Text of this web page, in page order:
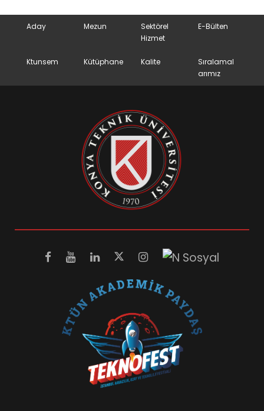
Aday Mezun
Sektörel
Hizmet
E-Bülten
Ktunsem Kütüphane Kalite
Sıralamal
arımız